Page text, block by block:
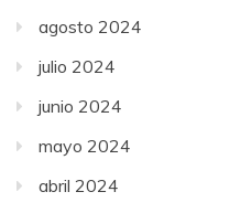
agosto 2024
julio 2024
junio 2024
mayo 2024
abril 2024